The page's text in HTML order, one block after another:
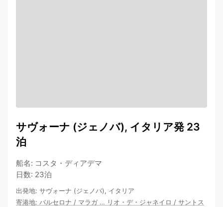
サヴォーナ (ジェノバ), イタリア発 23
泊
船名: コスタ・ディアデマ
日数: 23泊
出発地: サヴォーナ (ジェノバ), イタリア
寄港地: バルセロナ / マラガ … リオ・デ・ジャネイロ / サントス